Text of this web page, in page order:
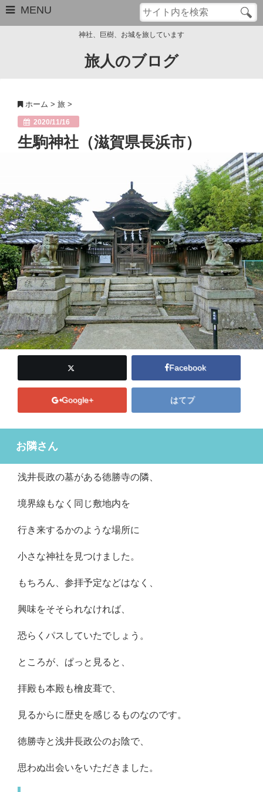
MENU
サイトマップ
管理人のプロフィール
神社、巨樹、お城を旅しています
旅人のブログ
ホーム > 旅 >
2020/11/16
生駒神社（滋賀県長浜市）
Facebook
Google+ はてブ
お隣さん
浅井長政の墓がある徳勝寺の隣、
境界線もなく同じ敷地内を
行き来するかのような場所に
小さな神社を見つけました。
もちろん、参拝予定などはなく、
興味をそそられなければ、
恐らくパスしていたでしょう。
ところが、ぱっと見ると、
拝殿も本殿も檜皮葺で、
見るからに歴史を感じるものなのです。
徳勝寺と浅井長政公のお陰で、
思わぬ出会いをいただきました。